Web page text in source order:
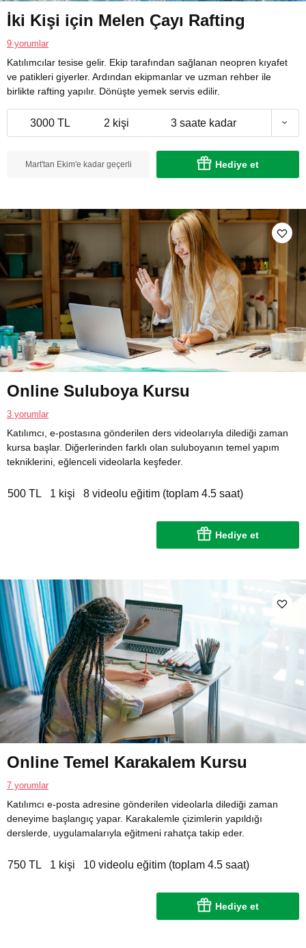
İki Kişi için Melen Çayı Rafting
9 yorumlar
Katılımcılar tesise gelir. Ekip tarafından sağlanan neopren kıyafet
ve patikleri giyerler. Ardından ekipmanlar ve uzman rehber ile
birlikte rafting yapılır. Dönüşte yemek servis edilir.
3000 TL 2 kişi 3 saate kadar
Mart'tan Ekim'e kadar geçerli Hediye et
Online Suluboya Kursu
3 yorumlar
Katılımcı, e-postasına gönderilen ders videolarıyla dilediği zaman
kursa başlar. Diğerlerinden farklı olan suluboyanın temel yapım
tekniklerini, eğlenceli videolarla keşfeder.
500 TL 1 kişi 8 videolu eğitim (toplam 4.5 saat)
Hediye et
Online Temel Karakalem Kursu
7 yorumlar
Katılımcı e-posta adresine gönderilen videolarla dilediği zaman
deneyime başlangıç yapar. Karakalemle çizimlerin yapıldığı
derslerde, uygulamalarıyla eğitmeni rahatça takip eder.
750 TL 1 kişi 10 videolu eğitim (toplam 4.5 saat)
Hediye et